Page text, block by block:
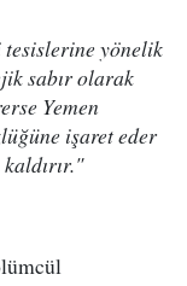
tesislerine yönelik
sabır olarak
Yemen
işaret eder